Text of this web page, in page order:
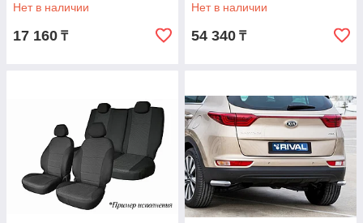
Нет в наличии
17 160 ₸
Нет в наличии
54 340 ₸